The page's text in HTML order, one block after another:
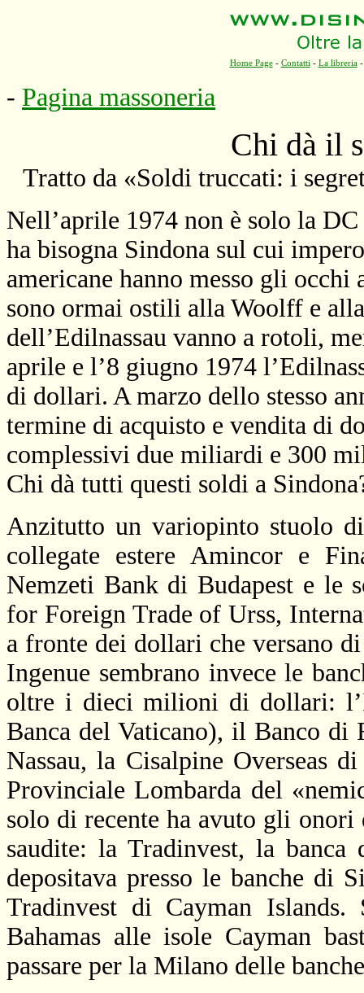
Home Page- Contatti - La libreria
- Pagina massoneria
Chi dà il
Tratto da «Soldi truccati: i
Nell’aprile 1974 non è solo la
ha bisogna Sindona sul cui
americane hanno messo gli
sono ormai ostili alla Woolff e
dell’Edilnassau vanno a rotoli,
aprile e l’8 giugno 1974
di dollari. A marzo dello stesso
termine di acquisto e vendita di
complessivi due miliardi e 300
Chi dà tutti questi soldi a
Anzitutto un variopinto stuolo
collegate estere Amincor e
Nemzeti Bank di Budapest e le
for Foreign Trade of Urss,
a fronte dei dollari che versano
Ingenue sembrano invece le
oltre i dieci milioni di dollari:
Banca del Vaticano), il Banco
Nassau, la Cisalpine Overseas
Provinciale Lombarda del
solo di recente ha avuto gli onori
saudite: la Tradinvest, la
depositava presso le banche di
Tradinvest di Cayman Islands.
Bahamas alle isole Cayman
passare per la Milano delle